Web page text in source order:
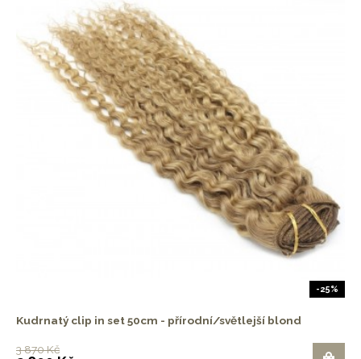
-25%
Kudrnatý clip in set 50cm - přírodní/světlejší blond
3 870 Kč